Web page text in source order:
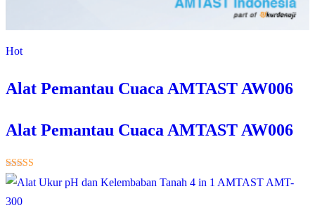
Hot
Alat Pemantau Cuaca AMTAST AW006
Alat Pemantau Cuaca AMTAST AW006
★★★★★